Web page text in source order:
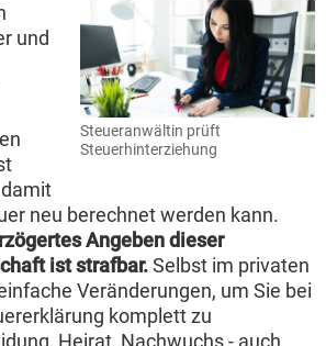
Steueranwältin prüft
Steuerhinterziehung
und
neu berechnet werden kann.
Angeben dieser
ist strafbar.Selbst im privaten
Veränderungen, um Sie bei
komplett zu
Heirat, Nachwuchs - auch